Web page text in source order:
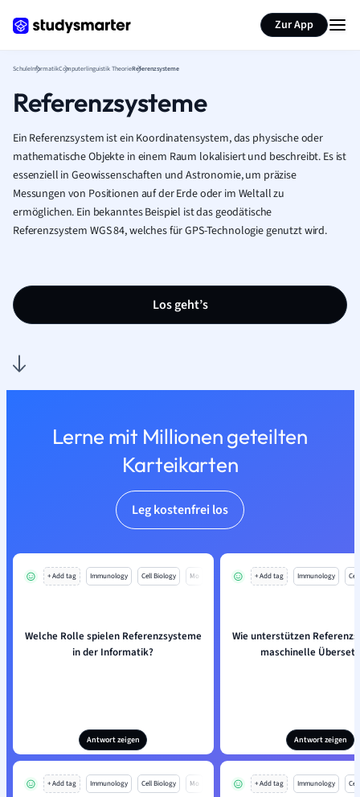
Zur App
SchuleInformatikComputerlinguistik TheorieReferenzsysteme
Referenzsysteme
Ein Referenzsystem ist ein Koordinatensystem, das physische oder
mathematische Objekte in einem Raum lokalisiert und beschreibt. Es ist
essenziell in Geowissenschaften und Astronomie, um präzise
Messungen von Positionen auf der Erde oder im Weltall zu
ermöglichen. Ein bekanntes Beispiel ist das geodätische
Referenzsystem WGS 84, welches für GPS-Technologie genutzt wird.
Los geht’s
Lerne mit Millionen geteilten
Karteikarten
Leg kostenfrei los
+ Add tag Immunology Cell Biology Mo
Welche Rolle spielen Referenzsysteme
in der Informatik?
Antwort zeigen
+ Add tag Immunology
Wie unterstützen
maschinelle
Antwort zeigen
+ Add tag Immunology Cell Biology Mo + Add tag Immunology
Seite zusammenfassen